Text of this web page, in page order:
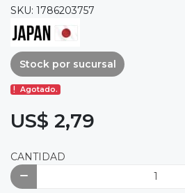
SKU: 1786203757
Stock por sucursal
Agotado.
US$ 2,79
CANTIDAD